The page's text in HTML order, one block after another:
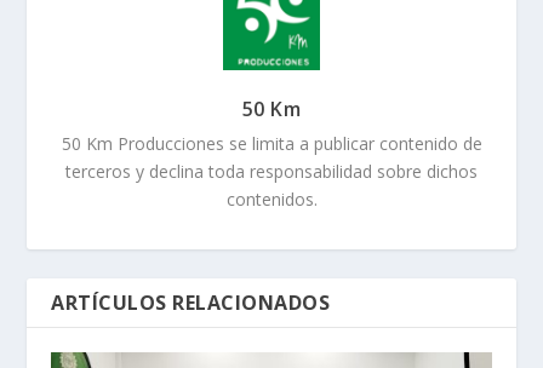
50 Km
50 Km Producciones se limita a publicar contenido de
terceros y declina toda responsabilidad sobre dichos
contenidos.
ARTÍCULOS RELACIONADOS